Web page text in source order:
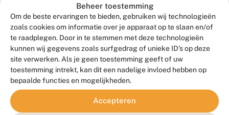
Beheer toestemming
Om de beste ervaringen te bieden, gebruiken wij technologieën
zoals cookies om informatie over je apparaat op te slaan en/of
te raadplegen. Door in te stemmen met deze technologieën
kunnen wij gegevens zoals surfgedrag of unieke ID's op deze
site verwerken. Als je geen toestemming geeft of uw
toestemming intrekt, kan dit een nadelige invloed hebben op
bepaalde functies en mogelijkheden.
Accepteren
heel
blij
met
een
nieuwe
tuinsoort.
wilde